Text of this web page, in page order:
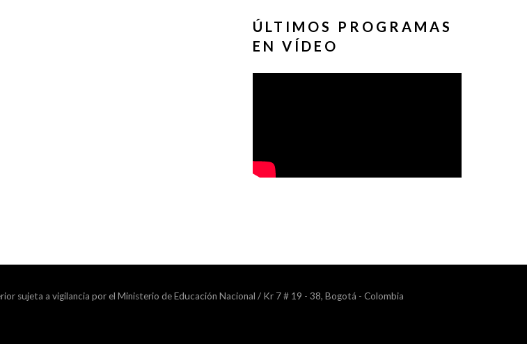
ÚLTIMOS PROGRAMAS
EN VÍDEO
sujeta a vigilancia por el Ministerio de Educación Nacional / Kr 7 # 19 - 38, Bogotá - Colombia